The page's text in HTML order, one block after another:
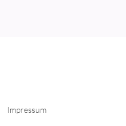
Impressum